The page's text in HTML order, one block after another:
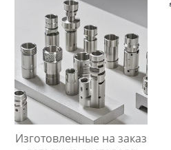
Изготовленные на заказ